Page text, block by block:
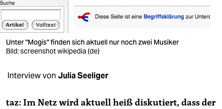
verlag
verlag
shop
fragen & hilfe
Unter "Mogis" finden sich aktuell nur noch zwei Musiker
Bild: screenshot wikipedia (de)
Interview von Julia Seeliger
taz: Im Netz wird aktuell heiß diskutiert, dass der